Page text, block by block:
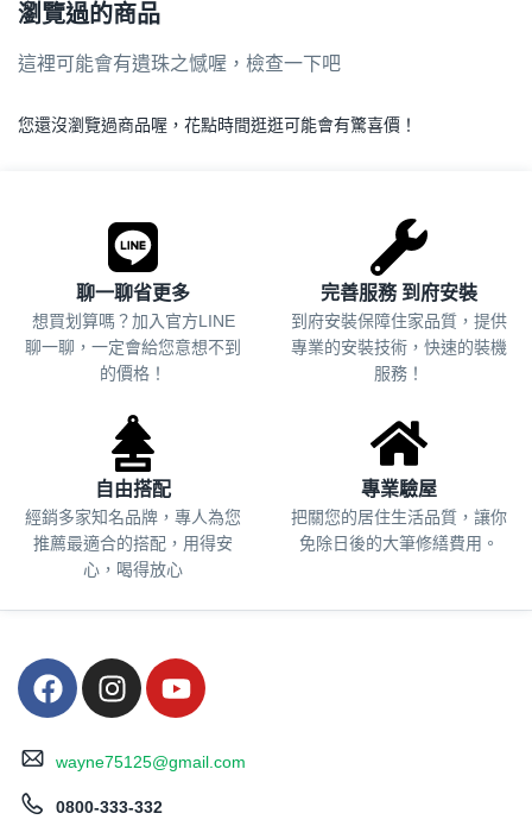
瀏覽過的商品
這裡可能會有遺珠之憾喔，檢查一下吧
您還沒瀏覽過商品喔，花點時間逛逛可能會有驚喜價！
聊一聊省更多
想買划算嗎？加入官方LINE
聊一聊，一定會給您意想不到
的價格！
完善服務 到府安裝
到府安裝保障住家品質，提供
專業的安裝技術，快速的裝機
服務！
自由搭配
經銷多家知名品牌，專人為您
推薦最適合的搭配，用得安
心，喝得放心
專業驗屋
把關您的居住生活品質， 讓你
免除日後的大筆修繕費用。
wayne75125@gmail.com
0800-333-332